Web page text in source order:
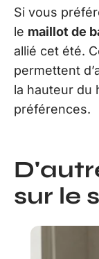
Si vous
le maillot de
allié cet été.
permettent
la hauteur du
préférences.
sur le